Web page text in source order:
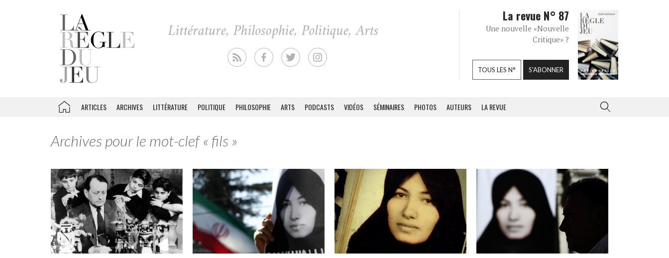
La revue N° 87
Une nouvelle «Nouvelle
Critique» ?
TOUS LES N° S'ABONNER
ARTICLES ARCHIVES LITTÉRATURE POLITIQUE PHILOSOPHIE ARTS PODCASTS VIDÉOS SÉMINAIRES PHOTOS AUTEURS LA REVUE
Archives pour le mot-clef « fils »